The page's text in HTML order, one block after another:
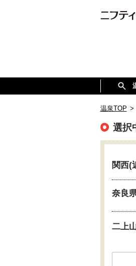
温泉TOP >
選択
関西(
奈良
二上